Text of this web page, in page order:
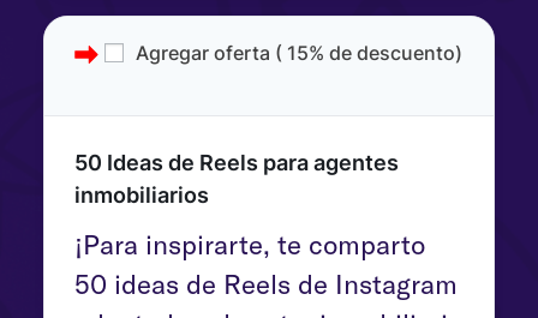
Agregar oferta ( 15% de descuento)
50 Ideas de Reels para agentes
¡Para inspirarte, te comparto
50 ideas de Reels de Instagram